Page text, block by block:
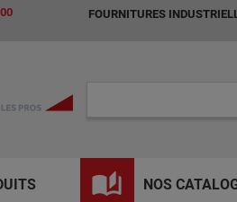
FOURNITURES
auto_stories NOS